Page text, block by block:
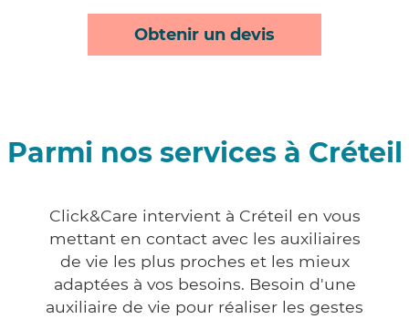
Obtenir un devis
Parmi nos services à Créteil
Click&Care intervient à Créteil en vous
mettant en contact avec les auxiliaires
de vie les plus proches et les mieux
adaptées à vos besoins. Besoin d'une
auxiliaire de vie pour réaliser les gestes